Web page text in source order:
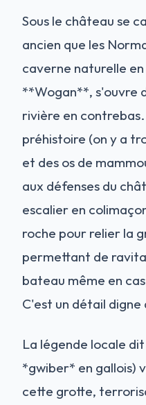
Sous le château se
ancien que les
caverne naturelle
**Wogan**, s'ouvre
rivière en
préhistoire (on y a
et des os de
aux défenses du
escalier en
roche pour relier la
permettant de
bateau même en
C'est un détail
La légende locale
*gwiber* en gallois)
cette grotte,